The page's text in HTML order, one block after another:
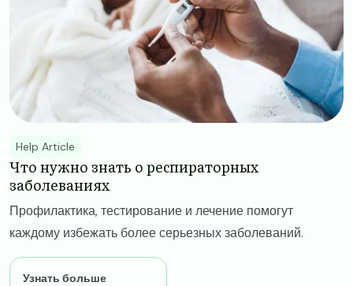
Help Article
Что нужно знать о респираторных
заболеваниях
Профилактика, тестирование и лечение помогут
каждому избежать более серьезных заболеваний.
Узнать больше